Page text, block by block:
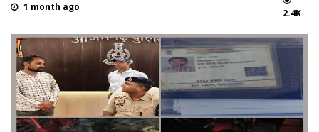
1 month ago
2.4K